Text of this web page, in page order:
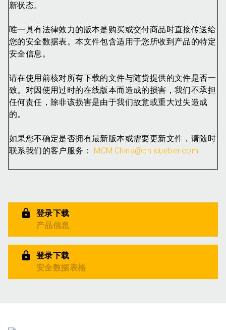
新状态。
唯一具有法律效力的版本是购买或交付商品时直接传送给
您的安全数据表。本文件包含适用于您所收到产品的特定
安全信息。
请在使用前核对所有下载的文件与随货提供的文件是否一
致。对因使用过时的在线版本而造成的损害，我们不承担
任何责任，除非该损害是由于我们故意或重大过失造成
的。
如果您不确定是否拥有最新版本或需要更新文件，请随时
联系我们的客户服务： MCM.China@cn.klueber.com
登录下载
产品信息
登录下载
安全数据表格